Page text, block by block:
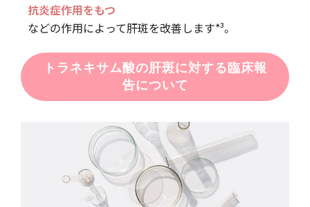
抗炎症作用をもつ
などの作用によって肝斑を改善します*³。
トラネキサム酸の肝斑に対する臨床報
告について